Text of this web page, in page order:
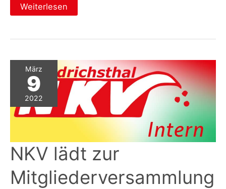
NKV
Friedrichsthal
Weiterlesen
März
9
2022
NKV lädt zur
Mitgliederversammlung